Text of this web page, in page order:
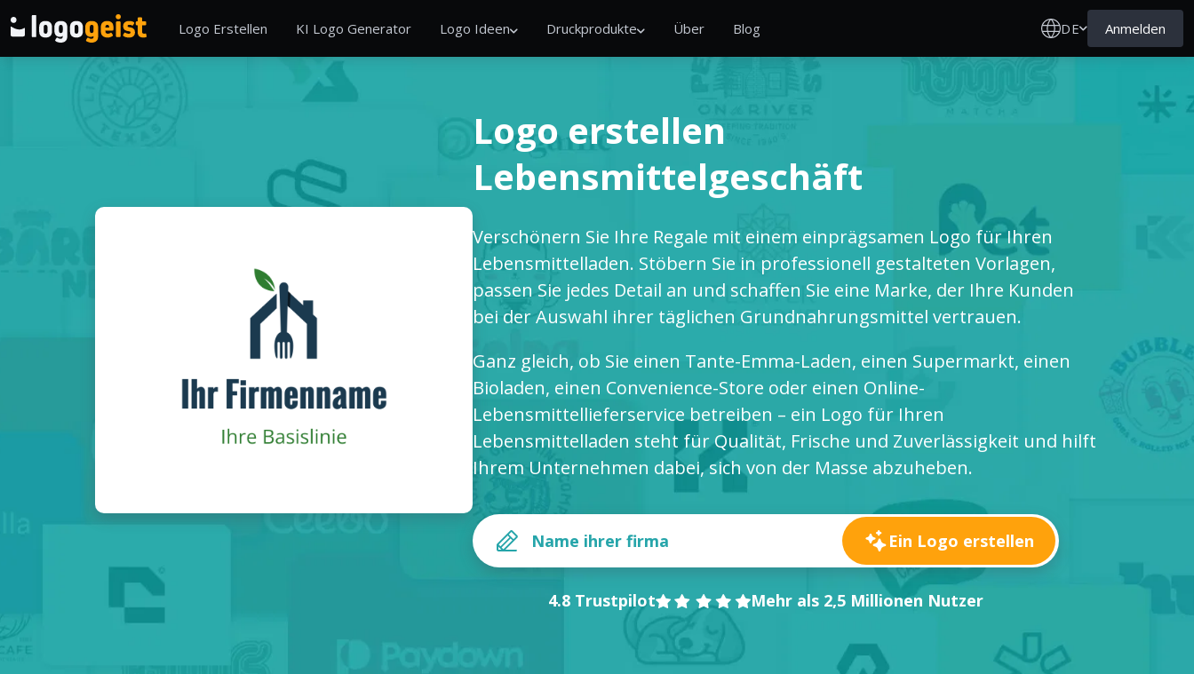
Logo Erstellen KI Logo Generator Logo Ideen Druckprodukte Über Blog DE Anmelden
Logo erstellen
Lebensmittelgeschäft
Verschönern Sie Ihre Regale mit einem einprägsamen Logo für Ihren
Lebensmittelladen. Stöbern Sie in professionell gestalteten Vorlagen,
passen Sie jedes Detail an und schaffen Sie eine Marke, der Ihre Kunden
bei der Auswahl ihrer täglichen Grundnahrungsmittel vertrauen.
Ganz gleich, ob Sie einen Tante-Emma-Laden, einen Supermarkt, einen
Bioladen, einen Convenience-Store oder einen Online-
Lebensmittellieferservice betreiben – ein Logo für Ihren
Lebensmittelladen steht für Qualität, Frische und Zuverlässigkeit und hilft
Ihrem Unternehmen dabei, sich von der Masse abzuheben.
Ein Logo erstellen
4.8 Trustpilot Mehr als 2,5 Millionen Nutzer